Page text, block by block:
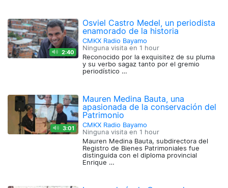
2:40
Osviel Castro Medel, un periodista
enamorado de la historia
CMKX Radio Bayamo
Ninguna visita en 1 hour
Reconocido por la exquisitez de su pluma
y su verbo sagaz tanto por el gremio
periodístico …
3:01
Mauren Medina Bauta, una
apasionada de la conservación del
Patrimonio
CMKX Radio Bayamo
Ninguna visita en 1 hour
Mauren Medina Bauta, subdirectora del
Registro de Bienes Patrimoniales fue
distinguida con el diploma provincial
Enrique …